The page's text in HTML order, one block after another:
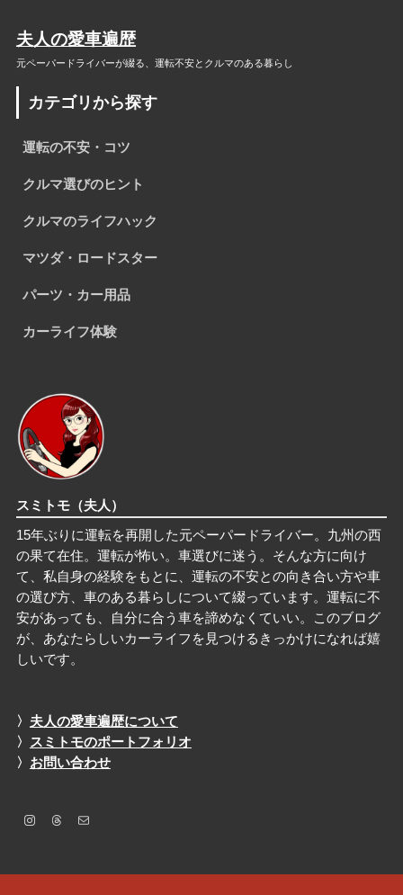
夫人の愛車遍歴
元ペーパードライバーが綴る、 運転不安とクルマのある暮らし
カテゴリから探す
運転の不安・コツ
クルマ選びのヒント
クルマのライフハック
マツダ・ロードスター
パーツ・カー用品
カーライフ体験
スミトモ（夫人）
15年ぶりに運転を再開した元ペーパードライバー。九州の西
の果て在住。運転が怖い。車選びに迷う。そんな方に向け
て、私自身の経験をもとに、運転の不安との向き合い方や車
の選び方、車のある暮らしについて綴っています。運転に不
安があっても、自分に合う車を諦めなくていい。このブログ
が、あなたらしいカーライフを見つけるきっかけになれば嬉
しいです。
〉 夫人の愛車遍歴について
〉
スミトモのポートフォリオ
〉 お問い合わせ